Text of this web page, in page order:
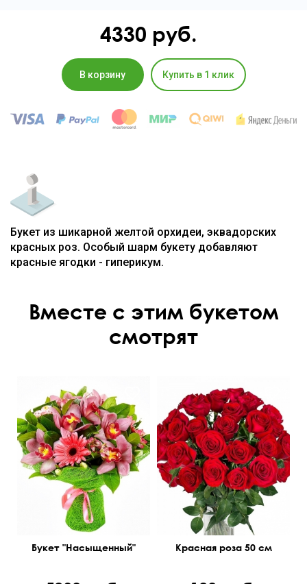
4330 руб.
В корзину Купить в 1 клик
Букет из шикарной желтой орхидеи, эквадорских
красных роз. Особый шарм букету добавляют
красные ягодки - гиперикум.
Вместе с этим букетом
смотрят
Букет "Насыщенный" Красная роза 50 см